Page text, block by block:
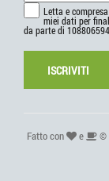
Letta e
miei dati per
da parte di
ISCRIVITI
Fatto con e ©